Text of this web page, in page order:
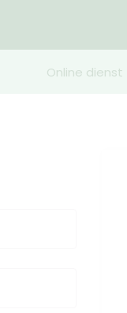
Online dienst